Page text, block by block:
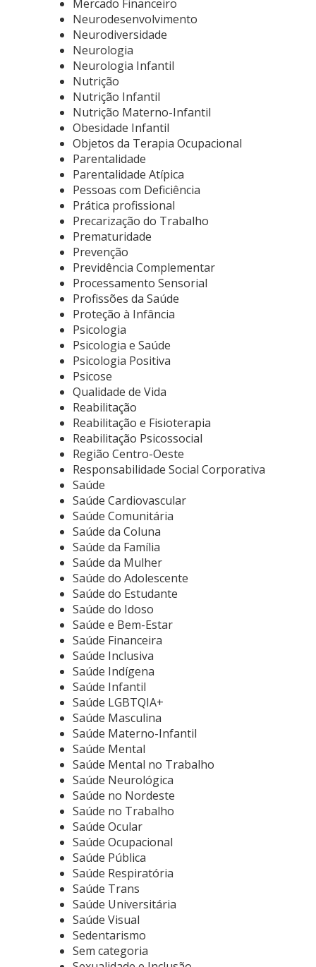
Mercado Financeiro
Neurodesenvolvimento
Neurodiversidade
Neurologia
Neurologia Infantil
Nutrição
Nutrição Infantil
Nutrição Materno-Infantil
Obesidade Infantil
Objetos da Terapia Ocupacional
Parentalidade
Parentalidade Atípica
Pessoas com Deficiência
Prática profissional
Precarização do Trabalho
Prematuridade
Prevenção
Previdência Complementar
Processamento Sensorial
Profissões da Saúde
Proteção à Infância
Psicologia
Psicologia e Saúde
Psicologia Positiva
Psicose
Qualidade de Vida
Reabilitação
Reabilitação e Fisioterapia
Reabilitação Psicossocial
Região Centro-Oeste
Responsabilidade Social Corporativa
Saúde
Saúde Cardiovascular
Saúde Comunitária
Saúde da Coluna
Saúde da Família
Saúde da Mulher
Saúde do Adolescente
Saúde do Estudante
Saúde do Idoso
Saúde e Bem-Estar
Saúde Financeira
Saúde Inclusiva
Saúde Indígena
Saúde Infantil
Saúde LGBTQIA+
Saúde Masculina
Saúde Materno-Infantil
Saúde Mental
Saúde Mental no Trabalho
Saúde Neurológica
Saúde no Nordeste
Saúde no Trabalho
Saúde Ocular
Saúde Ocupacional
Saúde Pública
Saúde Respiratória
Saúde Trans
Saúde Universitária
Saúde Visual
Sedentarismo
Sem categoria